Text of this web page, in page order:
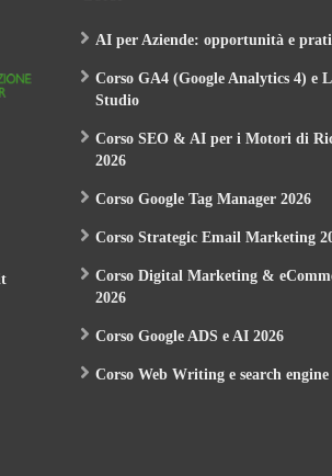
Studio
2026
2026